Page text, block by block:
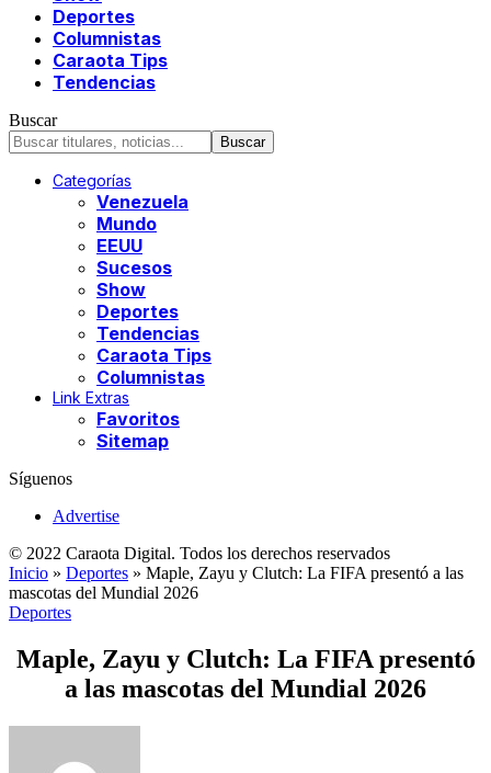
Deportes
Columnistas
Caraota Tips
Tendencias
Buscar
Categorías
Venezuela
Mundo
EEUU
Sucesos
Show
Deportes
Tendencias
Caraota Tips
Columnistas
Link Extras
Favoritos
Sitemap
Síguenos
Advertise
© 2022 Caraota Digital. Todos los derechos reservados
Inicio » Deportes » Maple, Zayu y Clutch: La FIFA presentó a las
mascotas del Mundial 2026
Deportes
Maple, Zayu y Clutch: La FIFA presentó
a las mascotas del Mundial 2026